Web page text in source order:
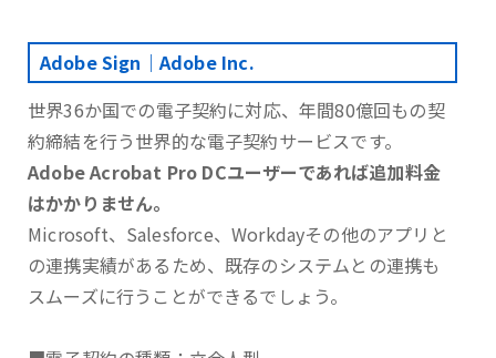
Adobe Sign｜Adobe Inc.
世界36か国での電子契約に対応、年間80億回もの契
約締結を行う世界的な電子契約サービスです。
Adobe Acrobat Pro DCユーザーであれば追加料金
はかかりません。
Microsoft、Salesforce、Workdayその他のアプリと
の連携実績があるため、既存のシステムとの連携も
スムーズに行うことができるでしょう。